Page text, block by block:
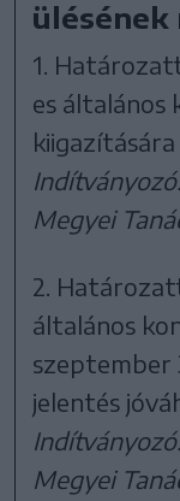
1.
es általános
Megyei
2.
általános
szeptember
jelentés
Megyei